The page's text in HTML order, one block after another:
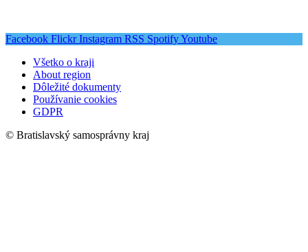
Facebook Flickr Instagram RSS SpotifyYoutube
Všetko o kraji
About region
Dôležité dokumenty
Používanie cookies
GDPR
© Bratislavský samosprávny kraj